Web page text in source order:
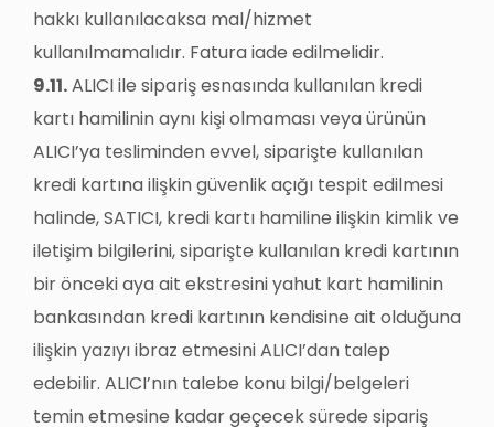
hakkı kullanılacaksa mal/hizmet
kullanılmamalıdır. Fatura iade edilmelidir.
9.11.ALICI ile sipariş esnasında kullanılan kredi
kartı hamilinin aynı kişi olmaması veya ürünün
ALICI’ya tesliminden evvel, siparişte kullanılan
kredi kartına ilişkin güvenlik açığı tespit edilmesi
halinde, SATICI, kredi kartı hamiline ilişkin kimlik ve
iletişim bilgilerini, siparişte kullanılan kredi kartının
bir önceki aya ait ekstresini yahut kart hamilinin
bankasından kredi kartının kendisine ait olduğuna
ilişkin yazıyı ibraz etmesini ALICI’dan talep
edebilir. ALICI’nın talebe konu bilgi/belgeleri
temin etmesine kadar geçecek sürede sipariş